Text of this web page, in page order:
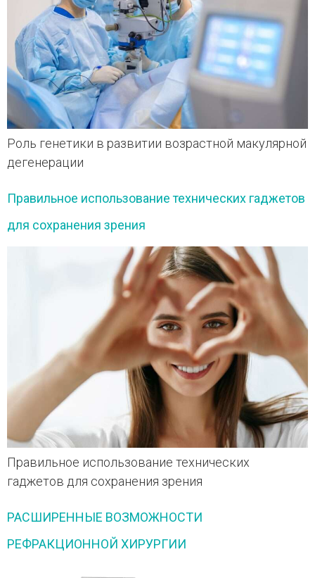
Роль генетики в развитии возрастной макулярной
дегенерации
Правильное использование технических гаджетов
для сохранения зрения
Правильное использование технических
гаджетов для сохранения зрения
РАСШИРЕННЫЕ ВОЗМОЖНОСТИ
РЕФРАКЦИОННОЙ ХИРУРГИИ